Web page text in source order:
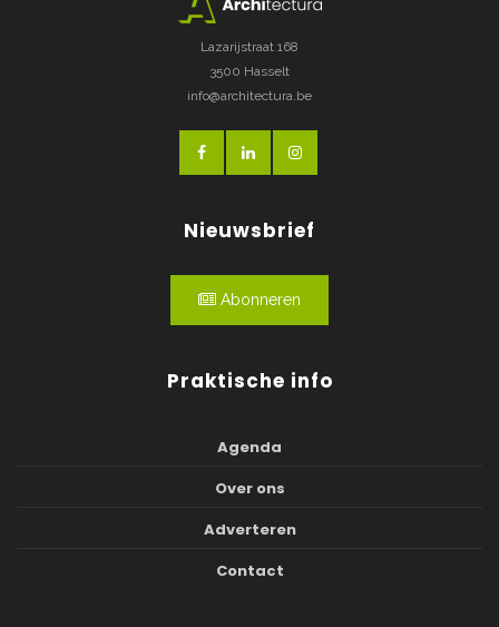
Lazarijstraat 168
3500 Hasselt
info@architectura.be
Nieuwsbrief
Abonneren
Praktische info
Agenda
Over ons
Adverteren
Contact